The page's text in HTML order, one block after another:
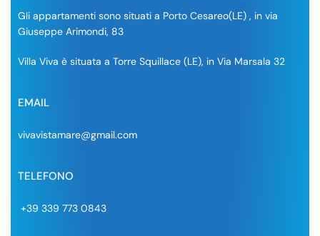
Gli appartamenti sono situati a Porto Cesareo(LE) , in via
Giuseppe Arimondi, 83
Villa Viva è situata a Torre Squillace (LE), in Via Marsala 32
EMAIL
vivavistamare@gmail.com
TELEFONO
+39 339 773 0843